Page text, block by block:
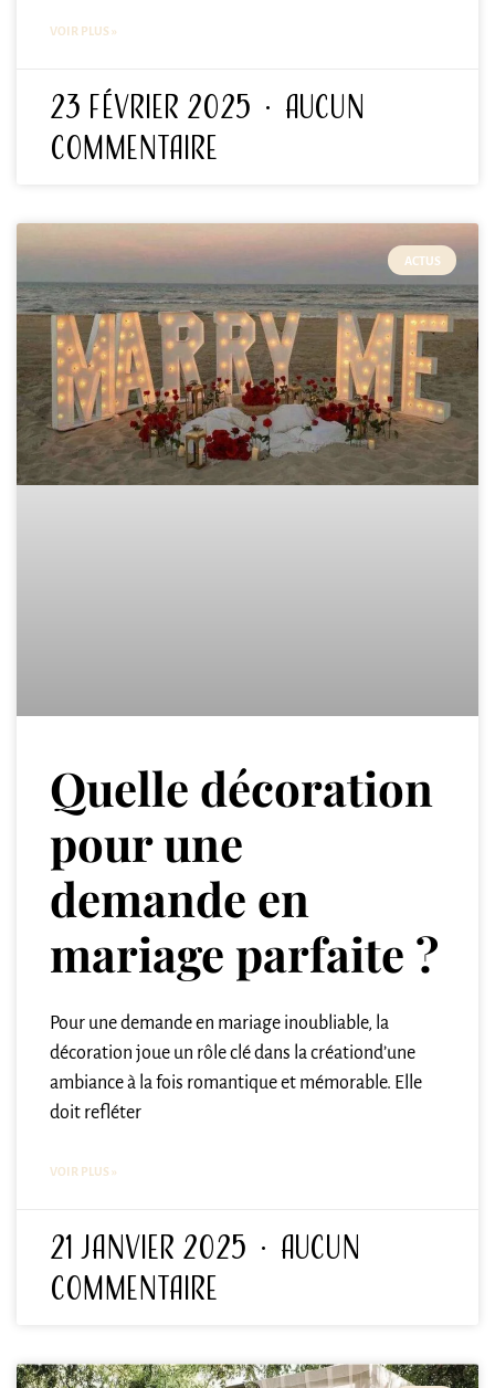
VOIR PLUS »
23 février 2025
Aucun
commentaire
ACTUS
Quelle décoration
pour une
demande en
mariage parfaite ?
Pour une demande en mariage inoubliable, la
décoration joue un rôle clé dans la créationd’une
ambiance à la fois romantique et mémorable. Elle
doit refléter
VOIR PLUS »
21 janvier 2025
Aucun
commentaire